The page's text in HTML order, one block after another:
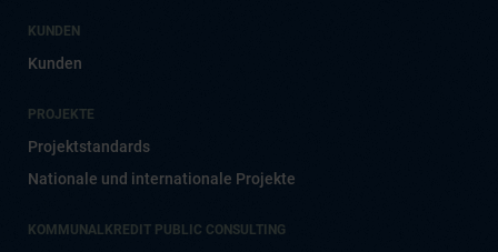
KUNDEN
Kunden
PROJEKTE
Projektstandards
Nationale und internationale Projekte
KOMMUNALKREDIT PUBLIC CONSULTING